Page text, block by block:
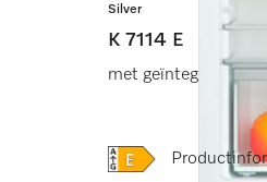
Silver
K 7114 E
met geïntegreerd
Online Label